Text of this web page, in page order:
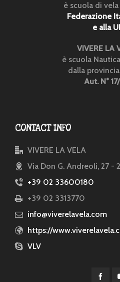
è scuola di
Federazione
e alla
VIVERE LA
è scuola
dalla
Aut. N°
CONTACT INFO
VIVERE LA VELA
Via Don G. Andreoli, 27 -
+39 02 33600180
+39 02 3313770
info@viverelavela.com
https://
VLV